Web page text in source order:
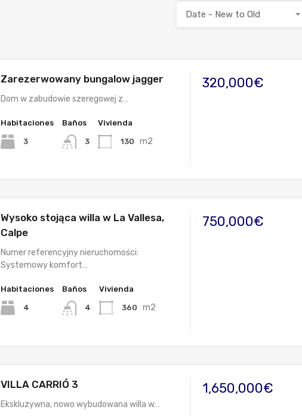
Date - New to Old
Zarezerwowany bungalow jagger
Dom w zabudowie szeregowej z…
Habitaciones
3
Baños
3
Vivienda
130 m2
320,000€
Wysoko stojąca willa w La Vallesa,
Calpe
Numer referencyjny nieruchomości:
Systemowy komfort…
Habitaciones
4
Baños
4
Vivienda
360 m2
750,000€
VILLA CARRIÓ 3
Ekskluzywna, nowo wybudowana willa w…
1,650,000€